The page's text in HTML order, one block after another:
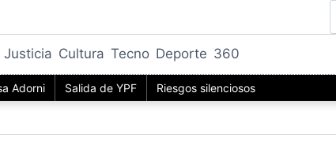
Justicia Cultura Tecno Deporte 360
Adorni Salida de YPF Riesgos silenciosos